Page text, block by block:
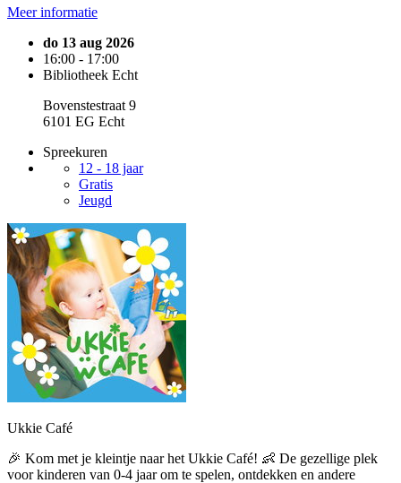
Meer informatie
do 13 aug 2026
16:00 - 17:00
Bibliotheek Echt
Bovenstestraat 9
6101 EG Echt
Spreekuren
12 - 18 jaar
Gratis
Jeugd
Ukkie Café
🎉 Kom met je kleintje naar het Ukkie Café! 👶 De gezellige plek
voor kinderen van 0-4 jaar om te spelen, ontdekken en andere